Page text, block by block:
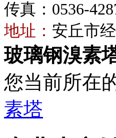
传真：0536-
地址： 安丘市
玻璃钢溴素
您当前所在
素塔